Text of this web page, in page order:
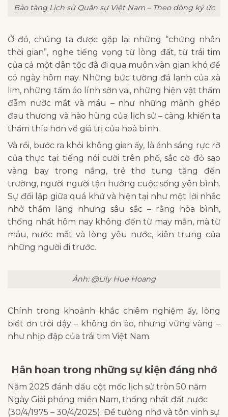
Bảo tàng Lịch sử Quân sự Việt Nam – Theo dòng ký ức
Ở đó, chúng ta được gặp lại những “chứng nhân
thời gian”, nghe tiếng vọng từ lòng đất, từ trái tim
của cả một dân tộc đã đi qua muôn vàn gian khó để
có ngày hôm nay. Những bức tường đá lạnh của xà
lim, những tấm áo lính sờn vai, những hiện vật thấm
đẫm nước mắt và máu – như những mảnh ghép
đau thương và hào hùng của lịch sử – càng khiến ta
thấm thía hơn về giá trị của hoà bình.
Và rồi, bước ra khỏi không gian ấy, là ánh sáng rực rỡ
của thực tại: tiếng nói cười trên phố, sắc cờ đỏ sao
vàng bay trong nắng, trẻ thơ tung tăng đến
trường, người người tận hưởng cuộc sống yên bình.
Sự đối lập giữa quá khứ và hiện tại như một lời nhắc
nhở thầm lặng nhưng sâu sắc – rằng hòa bình,
thống nhất hôm nay không đến từ may mắn, mà từ
máu, nước mắt và lòng yêu nước, kiên trung của
những người đi trước.
Ảnh: @Lily Hue Hoang
Chính trong khoảnh khắc chiêm nghiệm ấy, lòng
biết ơn trỗi dậy – không ồn ào, nhưng vững vàng –
như nhịp đập của trái tim Việt Nam.
Hân hoan trong những sự kiện đáng nhớ
Năm 2025 đánh dấu cột mốc lịch sử tròn 50 năm
Ngày Giải phóng miền Nam, thống nhất đất nước
(30/4/1975 – 30/4/2025). Để tưởng nhớ và tôn vinh sự